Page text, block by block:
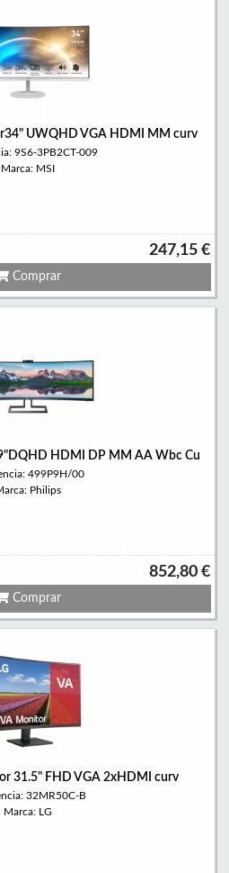
UWQHD VGA HDMI MM curv
9S6-3PB2CT-009
Marca: MSI
247,15 €
Comprar
HDMI DP MM AA Wbc Cu
499P9H/00
Philips
852,80 €
Comprar
31.5" FHD VGA 2xHDMI curv
32MR50C-B
Marca: LG